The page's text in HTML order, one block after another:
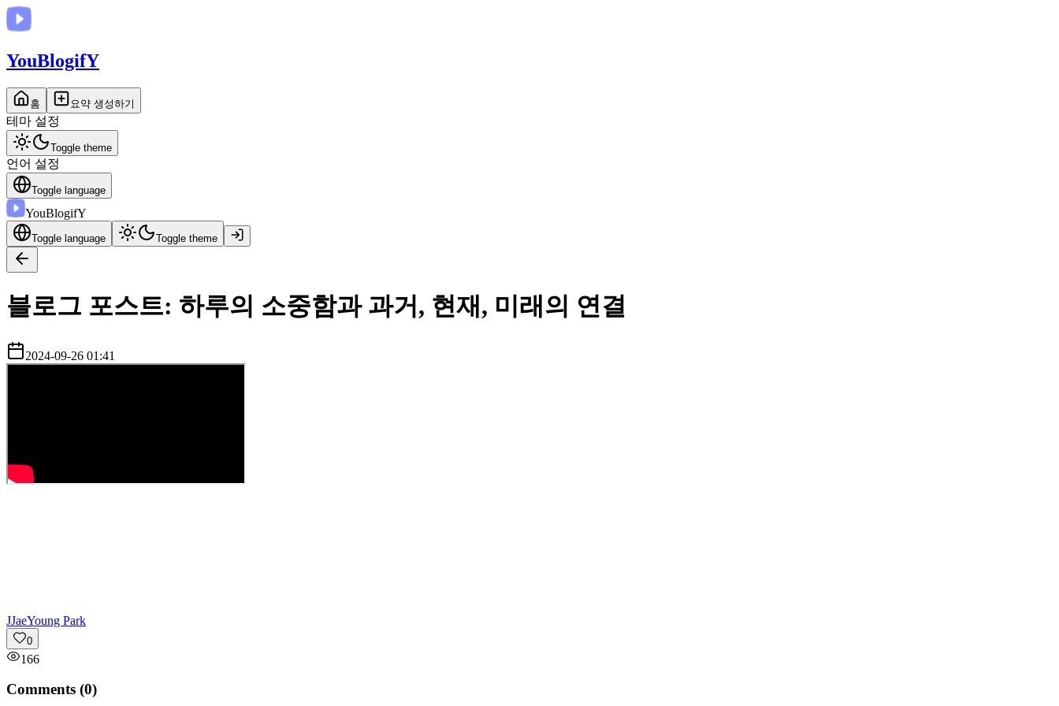
YouBlogifY
홈 요약 생성하기
테마 설정
Toggle theme
언어 설정
Toggle language
YouBlogifY
Toggle language Toggle theme
블로그 포스트: 하루의 소중함과 과거, 현재, 미래의 연결
2024-09-26 01:41
JJaeYoung Park
0
166
Comments (0)